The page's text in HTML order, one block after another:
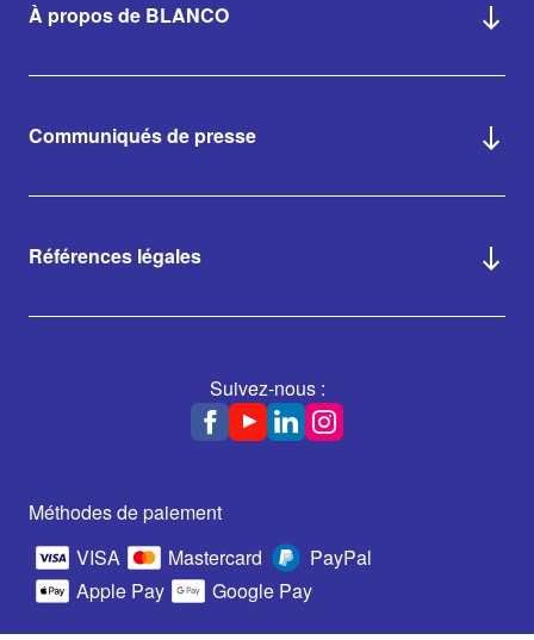
À propos de BLANCO
Communiqués de presse
Références légales
Suivez-nous :
Méthodes de paiement
VISA
Mastercard
PayPal
Apple Pay
Google Pay